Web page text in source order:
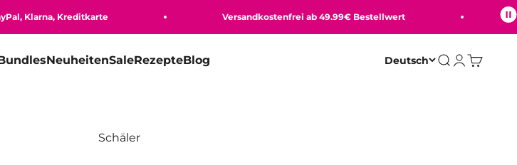
Klarna, Kreditkarte Versandkostenfrei ab 49.99€ Bestellwert
NeuheitenSaleRezepteBlog Deutsch SucheAnmelden
Schäler